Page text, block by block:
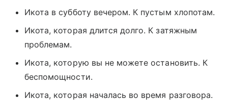
Икота в субботу вечером. К пустым хлопотам.
Икота, которая длится долго. К затяжным
проблемам.
Икота, которую вы не можете остановить. К
беспомощности.
Икота, которая началась во время разговора.